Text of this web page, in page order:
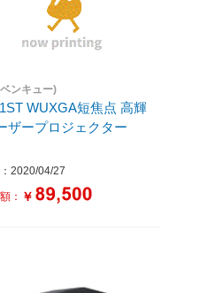
ンキュー)
WUXGA短焦点 高輝
ザープロジェクター
2020/04/27
： ￥